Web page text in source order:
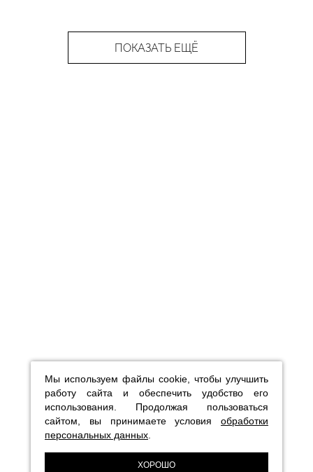
ПОКАЗАТЬ ЕЩЁ
Мы используем файлы cookie, чтобы улучшить
работу сайта и обеспечить удобство его
использования. Продолжая пользоваться
сайтом, вы принимаете условия обработки
персональных данных
ХОРОШО